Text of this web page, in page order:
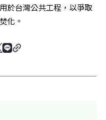
於台灣公共工程，以爭取
化。